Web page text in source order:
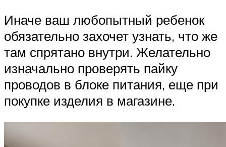
Иначе ваш любопытный ребенок
обязательно захочет узнать, что же
там спрятано внутри. Желательно
изначально проверять пайку
проводов в блоке питания, еще при
покупке изделия в магазине.